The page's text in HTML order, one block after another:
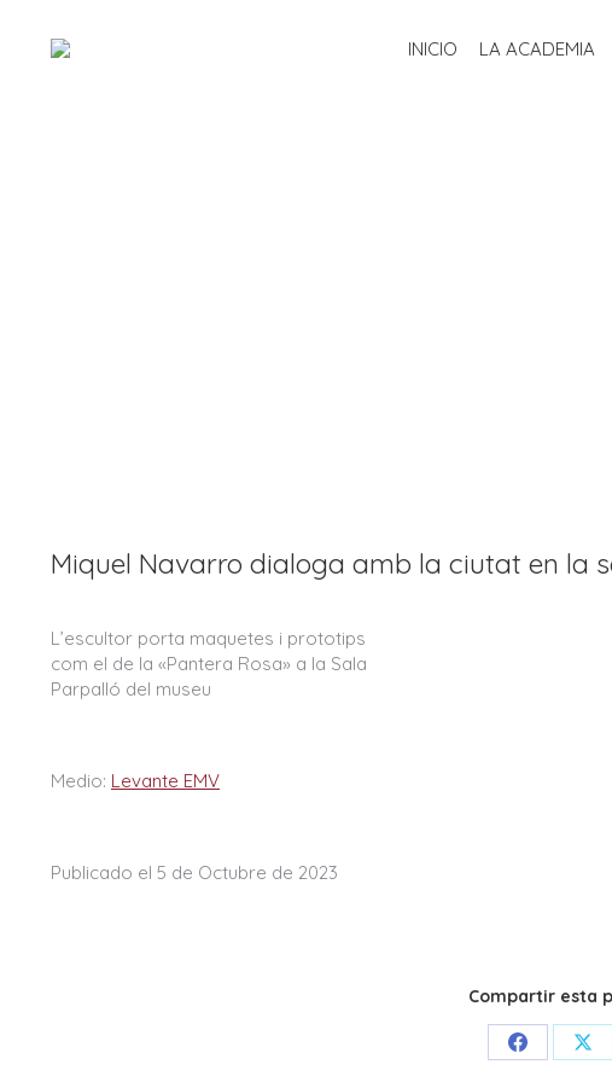
INICIO LA ACADEMIA
Miquel Navarro dialoga amb la ciutat en la
L’escultor porta maquetes i prototips
com el de la «Pantera Rosa» a la Sala
Parpalló del museu
Medio: Levante EMV
Publicado el 5 de Octubre de 2023
Compartir esta
Share
INICIO